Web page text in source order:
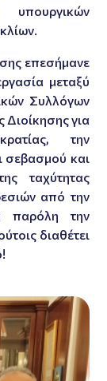
υπουργικών
επεσήμανε
μεταξύ
Συλλόγων
για
την
σεβασμού και
ταχύτητας
από την
παρόλη την
διαθέτει